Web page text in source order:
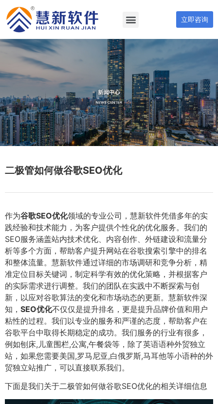
立即咨询
二极管如何做谷歌SEO优化
作为谷歌SEO优化领域的专业公司，慧新软件凭借多年的实
践经验和技术能力，为客户提供个性化的优化服务。我们的
SEO服务涵盖站内技术优化、内容创作、外链建设和流量分
析等多个方面，帮助客户提升网站在谷歌搜索引擎中的排名
和整体流量。慧新软件通过详细的市场调研和竞争分析，精
准定位目标关键词，制定科学有效的优化策略，并根据客户
的实际需求进行调整。我们的团队在实践中不断探索与创
新，以应对谷歌算法的变化和市场动态的更新。慧新软件深
知， SEO优化不仅仅是提升排名，更是提升品牌价值和用户
粘性的过程。我们以专业的服务和严谨的态度，帮助客户在
谷歌平台中取得长期稳定的成功。我们服务的行业有很多，
例如刨床,儿童围栏,公寓,午餐袋等，除了英语语种外贸独立
站，如果您需要美国,罗马尼亚,白俄罗斯,马耳他等小语种的外
贸独立站推广，可以直接联系我们。
下面是我们关于二极管如何做谷歌SEO优化的相关详细信息